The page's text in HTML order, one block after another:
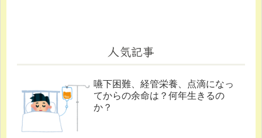
人気記事
嚥下困難、経管栄養、点滴になっ
てからの余命は？何年生きるの
か？